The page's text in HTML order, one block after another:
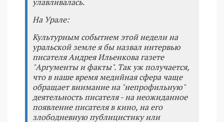
улавливалась.
На Урале:
Культурным событием этой недели на
уральской земле я бы назвал интервью
писателя Андрея Ильенкова газете
"Аргументы и факты". Так уж получается,
что в наше время медийная сфера чаще
обращает внимание на "непрофильную"
деятельность писателя - на неожиданное
появление писателя в кино, на его
злободневную публицистику или